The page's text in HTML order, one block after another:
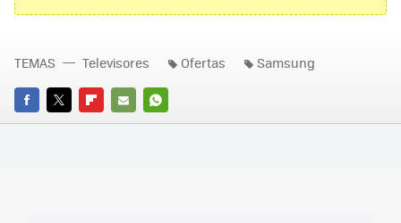
FACEBOOK
TWITTERFLIPBOARD
E-
WHATSAPP
TEMAS Televisores Ofertas Samsung